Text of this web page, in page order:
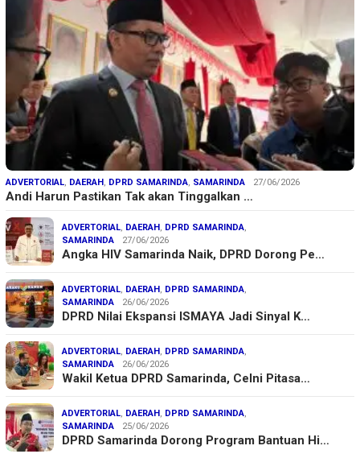
ADVERTORIAL, DAERAH, DPRD SAMARINDA, SAMARINDA 27/06/2026
Andi Harun Pastikan Tak akan Tinggalkan …
ADVERTORIAL, DAERAH, DPRD SAMARINDA,
SAMARINDA
27/06/2026
Angka HIV Samarinda Naik, DPRD Dorong Pe…
ADVERTORIAL, DAERAH, DPRD SAMARINDA,
SAMARINDA
26/06/2026
DPRD Nilai Ekspansi ISMAYA Jadi Sinyal K…
ADVERTORIAL, DAERAH, DPRD SAMARINDA,
SAMARINDA
26/06/2026
Wakil Ketua DPRD Samarinda, Celni Pitasa…
ADVERTORIAL, DAERAH, DPRD SAMARINDA,
SAMARINDA
25/06/2026
DPRD Samarinda Dorong Program Bantuan Hi…